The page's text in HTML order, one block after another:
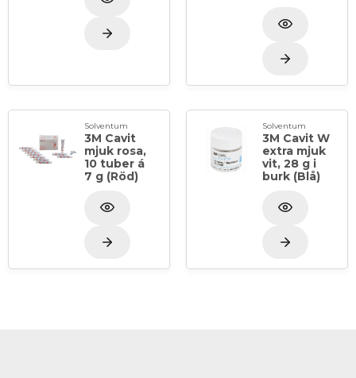
Solventum
3M Cavit
mjuk rosa,
10 tuber á
7 g (Röd)
Solventum
3M Cavit W
extra mjuk
vit, 28 g i
burk (Blå)